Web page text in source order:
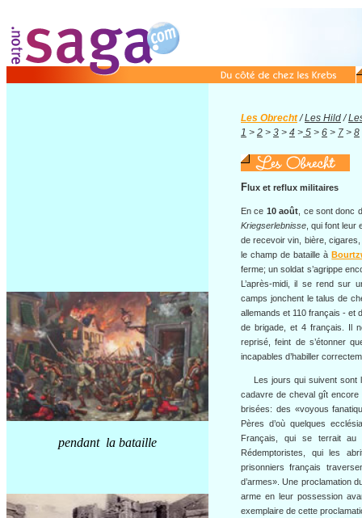
pendant la bataille
Les Obrecht/Les Hild/
1 > 2 > 3 > 4 > 5 > 6 > 7 > 8
Flux et reflux militaires
En ce 10 août , ce sont donc
Kriegserlebnisse , qui font
de recevoir vin, bière, cigares,
le champ de bataille à
ferme; un soldat s’agrippe
L’après-midi, il se rend sur
camps jonchent le talus de
allemands et 110 français - et
de brigade, et 4 français. Il
reprisé, feint de s’étonner
incapables d’habiller
Les jours qui suivent sont
cadavre de cheval gît
brisées: des «voyous
Pères d’où quelques
Français, qui se terrait au
Rédemptoristes, qui les
prisonniers français
d’armes». Une proclamation
arme en leur possession
exemplaire de cette